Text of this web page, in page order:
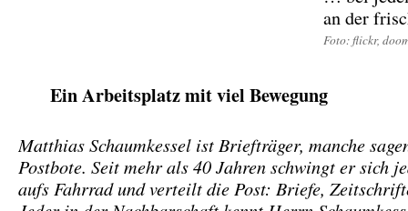
an der
Foto: flickr,
Ein Arbeitsplatz mit viel Bewegung
Matthias Schaumkessel ist Briefträger, manche
Postbote. Seit mehr als 40 Jahren schwingt er sich
aufs Fahrrad und verteilt die Post: Briefe,